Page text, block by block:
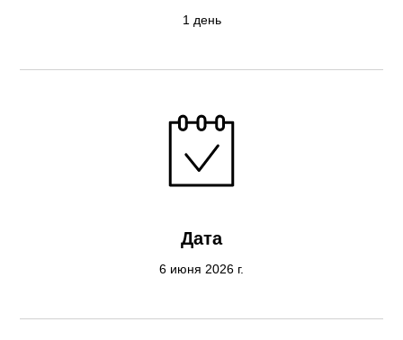
1 день
Дата
6 июня 2026 г.